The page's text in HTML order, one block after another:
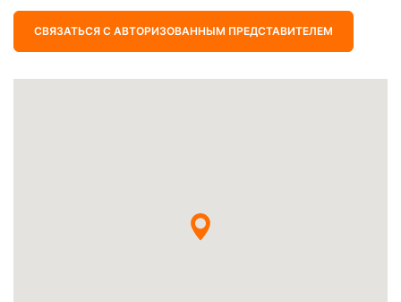
СВЯЗАТЬСЯ С АВТОРИЗОВАННЫМ ПРЕДСТАВИТЕЛЕМ